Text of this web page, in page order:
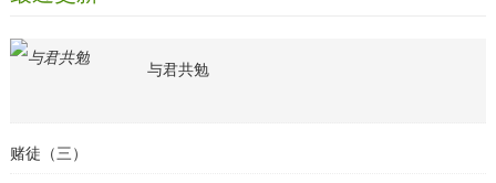
与君共勉
赌徒（三）